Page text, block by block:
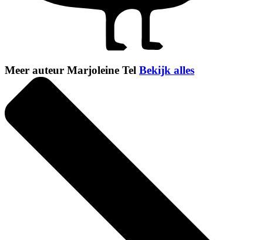
Meer auteur Marjoleine Tel Bekijk alles